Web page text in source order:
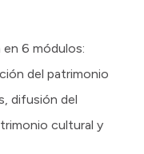
6 módulos:
del patrimonio
difusión del
cultural y